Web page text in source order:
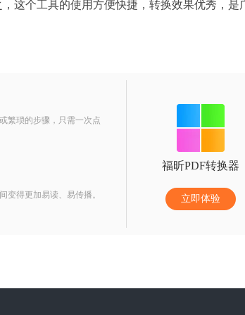
这个工具的使用方便快捷，转换效果优秀，是
繁琐的步骤，只需一次点
变得更加易读、易传播。
福昕PDF转换器
立即体验